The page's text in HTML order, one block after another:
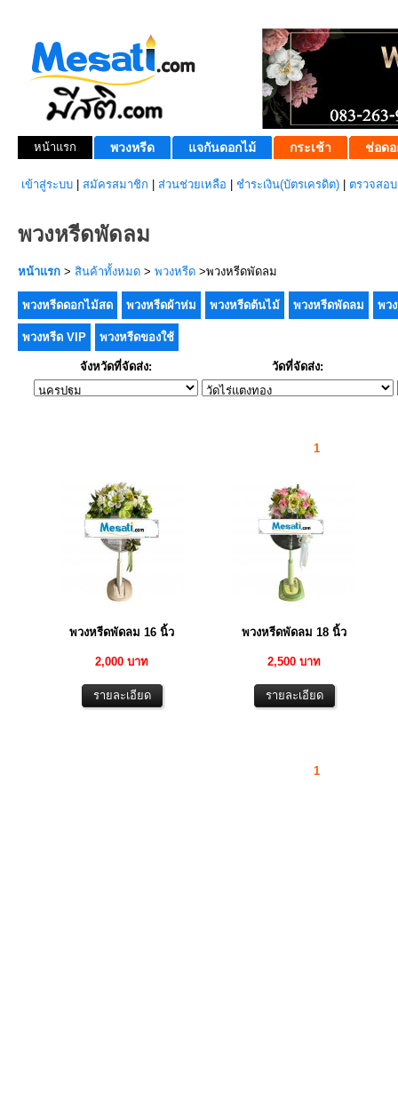
หน้าแรก พวงหรีด แจกันดอกไม้ กระเช้า ช่อดอ
เข้าสู่ระบบ สมัครสมาชิก ส่วนช่วยเหลือ ชำระเงิน(บัตรเครดิต) ตรวจสอ
พวงหรีดพัดลม
หน้าแรก > สินค้าทั้งหมด > พวงหรีด >พวงหรีดพัดลม
พวงหรีดดอกไม้สด พวงหรีดผ้าห่ม พวงหรีดต้นไม้ พวงหรีดพัดลม พว
พวงหรีด VIP พวงหรีดของใช้
จังหวัดที่จัดส่ง: วัดที่จัดส่ง:
1
พวงหรีดพัดลม 16 นิ้ว
2,000 บาท
พวงหรีดพัดลม 18 นิ้ว
2,500 บาท
1